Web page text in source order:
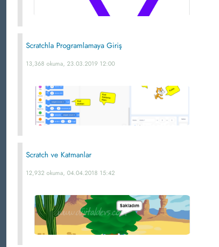
Scratchla Programlamaya Giriş
13,368 okuma, 23.03.2019 12:00
Scratch ve Katmanlar
12,932 okuma, 04.04.2018 15:42